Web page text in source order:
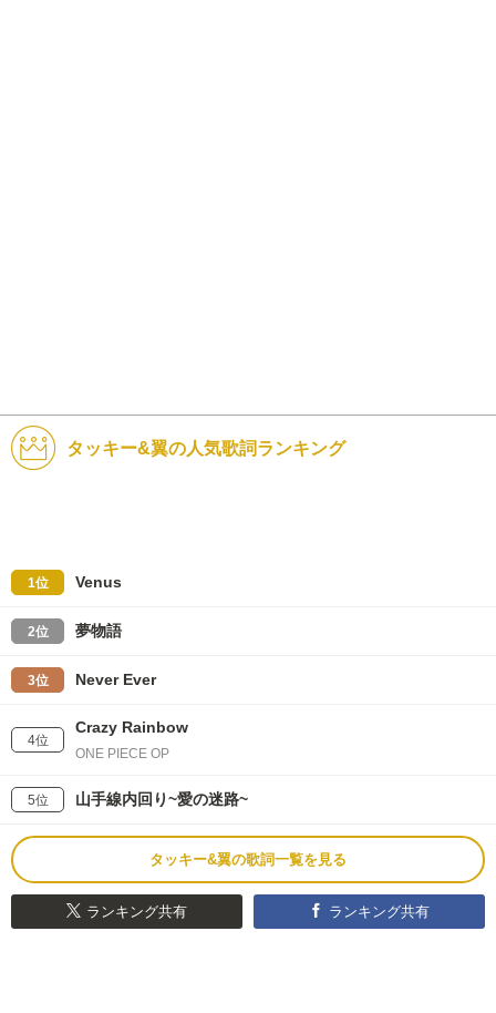
タッキー&翼の人気歌詞ランキング
1位 Venus
2位 夢物語
3位 Never Ever
4位
Crazy Rainbow
ONE PIECE OP
5位 山手線内回り~愛の迷路~
タッキー&翼の歌詞一覧を見る
ランキング共有 ランキング共有